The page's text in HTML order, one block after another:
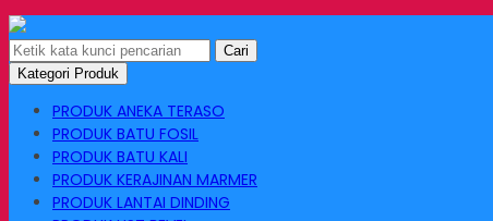
Cari
Kategori Produk
PRODUK ANEKA TERASO
PRODUK BATU FOSIL
PRODUK BATU KALI
PRODUK KERAJINAN MARMER
PRODUK LANTAI DINDING